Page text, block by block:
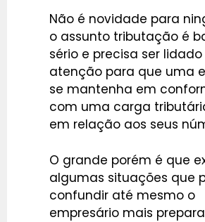
Não é novidade para
o assunto tributação é
sério e precisa ser
atenção para que uma
se mantenha em
com uma carga
em relação aos seus
O grande porém é que
algumas situações que
confundir até mesmo o
empresário mais